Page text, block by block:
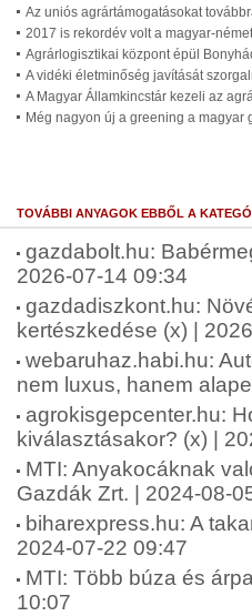
Az uniós agrártámogatásokat
2017 is rekordév volt a magyar-
Agrárlogisztikai központ épül
A vidéki életminőség javítását
A Magyar Államkincstár kezeli az
Még nagyon új a greening a magyar
TOVÁBBI ANYAGOK EBBŐL A
gazdabolt.hu:
2026-07-14 09:34
gazdadiszkont.hu:
kertészkedése (x) |
webaruhaz.habi.hu:
nem luxus, hanem
agrokisgepcenter.hu:
kiválasztásakor? (x) |
MTI: Anyakocáknak
Gazdák Zrt. | 2024-08-
biharexpress.hu: A
2024-07-22 09:47
MTI: Több búza és
10:07